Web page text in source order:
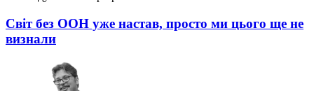
Світ без ООН уже настав, просто ми цього ще не
визнали